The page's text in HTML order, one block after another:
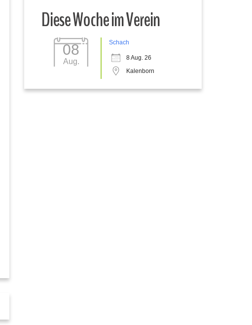
Diese Woche im Verein
08
Aug.
Schach
8 Aug. 26
Kalenborn